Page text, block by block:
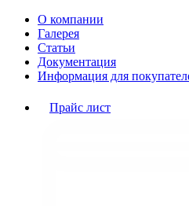
О компании
Галерея
Статьи
Документация
Информация для
Прайс лист